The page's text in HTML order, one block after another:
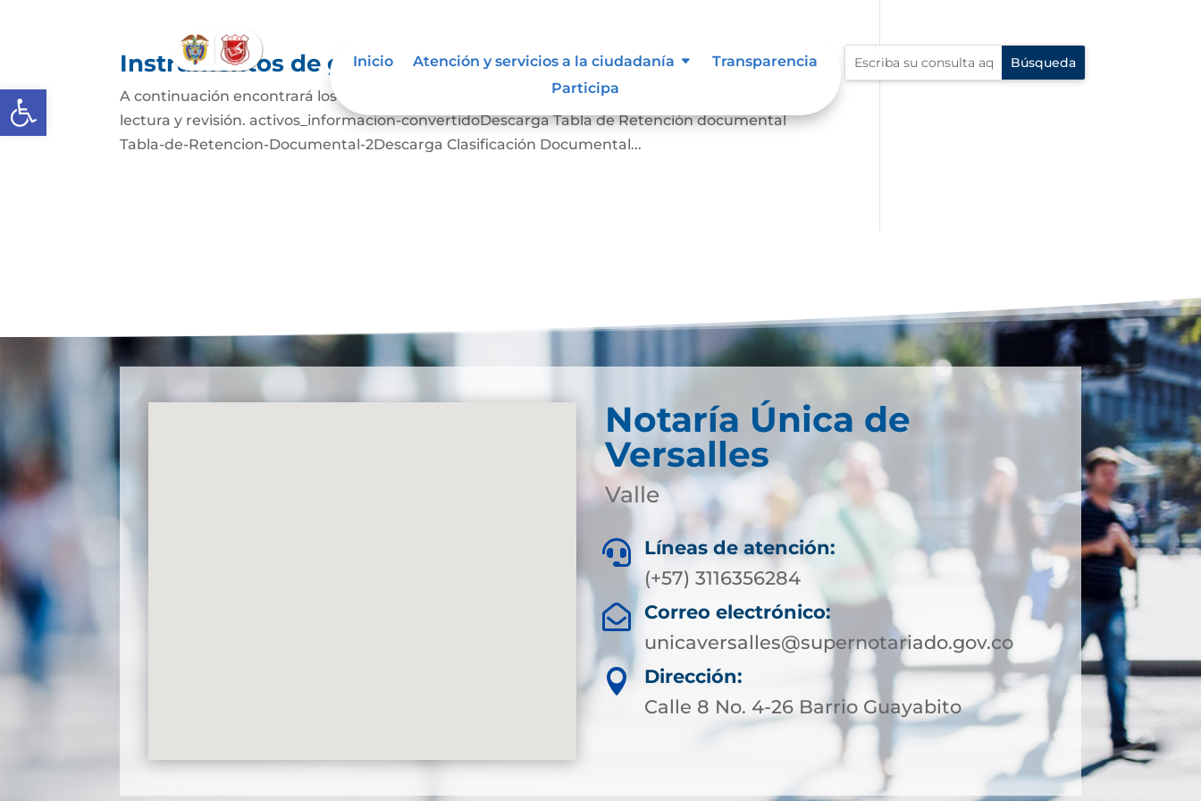
Abrir barra de herramientas
Inicio Atención y servicios a la ciudadanía
Transparencia
Participa
Instrumentos de gestión de la información.
A continuación encontrará los Activos de Información de la Notaria, que podrá descargar para su
lectura y revisión. activos_informacion-convertidoDescarga Tabla de Retención documental
Tabla-de-Retencion-Documental-2Descarga Clasificación Documental...
Notaría Única de
Versalles
Valle

Líneas de atención:
(+57) 3116356284

Correo electrónico:
unicaversalles@supernotariado.gov.co

Dirección:
Calle 8 No. 4-26 Barrio Guayabito